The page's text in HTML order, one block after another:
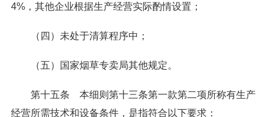
4%，其他企业根据生产经营实际酌情设置；
（四）未处于清算程序中；
（五）国家烟草专卖局其他规定。
第十五条 本细则第十三条第一款第二项所称有生产
经营所需技术和设备条件，是指符合以下要求：